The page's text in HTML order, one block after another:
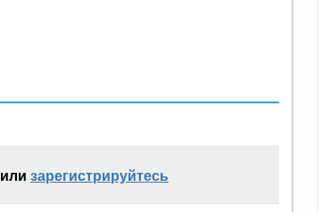
или зарегистрируйтесь